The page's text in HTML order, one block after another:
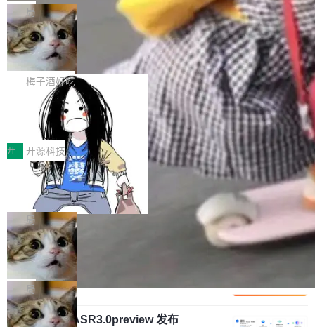
可控性和代码质量提出了更高要求。 首先是数据
安全与合规要求。对于大多数普通研发场景，公
有云模型能够满足快速试用和效率提升的需求。
但对于金融、能源、医疗等对数据安全要求较...
各业的Agent走向规模化建设，算力构成形态逐
渐丰富，用户关注的重点也在发生变化：不只是
让AI用起来，还要进一步看清混合算力时代下，
Token花在哪里、算力是否被充分利用，以及持
续增长的AI成本该如何优化。 深信服AI算力网关
正是围绕这些实际问题，从Token治理和成本治
理两个方面，让用户的每一份算力都看得清、管
得住、用得稳、省得下、更安全！ 一、从现在开
始，Token使用一目...
Bigtable 作者之一。TensorFlow 的作者之一。
Gemini 的架构师。Google 首席科学家。 Jeff D
ean 在 Google 工作了 27 年后，宣布离职。 他
不是一个人走。一同离开的还有 Sanjay Ghema
wat（Google 员工编号 23，Jeff Dean 二十多
年的编程搭档，MapReduce 和 Bigtable 的共同
作者）、Quoc Le（Google 大脑核心成员，Se
q2Seq 和 DocAI 的共同发明人）以及 Oriol Vin
yals（Gemini 联合负责人，AlphaSta...
局
🔥 SolonCode v2026.8.4 发布：界面
字体可调、22 种语言、记忆搜索增强
打开终端就能上岗的全中文编码智能体，这一轮
把「看得清、用母语、记得住」三件事一次补
齐。 SolonCode 是什么 SolonCode 是杭州无
耳科技研发的企业级终端编码智能体——一位全
中文驱动的数字员工，自主理解需求、规划步
骤、编写代码。不挑模型、不挑平台，curl 一行
装完即用。 开源地址：Gitee · GitCode · GitHu
b 安装 支持 Java 8+（8~26）、macOS / Linu
x / Windows / Harmony PC。 # macOS / Linu
x / Harmony PC curl -fsSL https://solon.noea
r.org/solon...
梅子酒好吃
让“代码语义理解”深度释放AI Coding
价值潜能：华为云码道（CodeArts）
代码仓技术解析
一、代码仓深度理解技术的作用与价值 在软件工
程实践中，代码仓是企业核心知识资产的主要载
体。企业级代码仓库通常包含数十万乃至数百万
个文件，其规模远超单次模型调用可承载的上下
文窗口。随着项目规模的持续扩张与代码历史的
不断累积，代码仓中的模块关系、接口契约、业
务逻辑等关键信息往往分散于数十乃至数百个文
件之中，形成高度复杂的知识关联网络。传统的
代码检索手段（如关键词匹配、目录遍历）仅能
在语法层面完成文本定位，难以触及代码的语义
内涵与结构关联，导致开发者使用代码智能体在
理解大规模代码仓时面临显著"代码仓理解"瓶
开 开源科技
一条“删库”命令跑 17 小时，算法工程
师删光 89TB 数据只为干私活
最高人民检察院8月4日公布了一起案件：北京一
名90后算法工程师王某，为了给自己接的私活腾
服务器空间，删光了公司AI游戏部门的全部核心
数据。 王某2024年1月入职东城区某科技公司AI
短剧部门，有互联网大厂背景。在公司内部架构
调整期间，部门三次通知全员将数据从A集群迁
移到B集群，王某都回复了"收到"。 他没有迁移
数据。2024年9月3日下午4点，他使用此前登录
局
Cloudflare 分享推理优化实践：KV ca
che 量化 + 权重压缩，吞吐量提升 4
1%，成本降 30%
Kimi 和 GLM 是当前最强的大模型系列之一，但
它们有一个共同的问题：太吃显存了。月之暗面
的 Kimi K 系列和智谱的 GLM 都是长上下文、M
oE 架构的大模型，好用到让人上瘾，但 GPU 显
局
腾讯混元 Hy ASR3.0preview 发布